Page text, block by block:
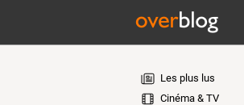
Les plus lus
Cinéma & TV